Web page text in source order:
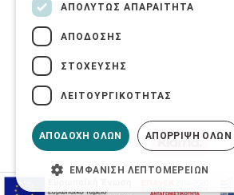
ΑΠΟΛΎΤΩΣ ΑΠΑΡΑΊΤΗΤΑ
ΑΠΌΔΟΣΗΣ
ΣΤΌΧΕΥΣΗΣ
ΛΕΙΤΟΥΡΓΙΚΌΤΗΤΑΣ
ΑΠΟΔΟΧΉ ΌΛΩΝ ΑΠΌΡΡΙΨΗ ΌΛΩΝ
ΕΜΦΆΝΙΣΗ ΛΕΠΤΟΜΕΡΕΙΏΝ